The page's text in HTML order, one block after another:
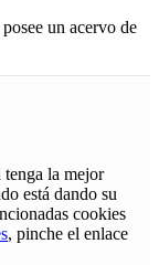
un acervo de
tenga la mejor
está dando su
cookies
, pinche el enlace